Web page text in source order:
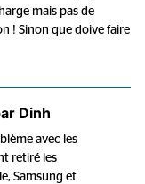
mais pas de
! Sinon que doive faire
Dinh
avec les
retiré les
Samsung et